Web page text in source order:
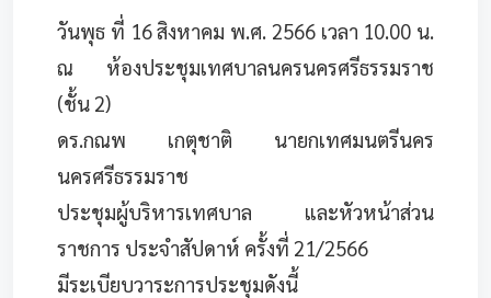
วันพุธ ที่ 16 สิงหาคม พ.ศ. 2566 เวลา 10.00 น.
ณ ห้องประชุมเทศบาลนครนครศรีธรรมราช
(ชั้น 2)
ดร.กณพ เกตุชาติ นายกเทศมนตรีนคร
นครศรีธรรมราช
ประชุมผู้บริหารเทศบาล และหัวหน้าส่วน
ราชการ ประจำสัปดาห์ ครั้งที่ 21/2566
มีระเบียบวาระการประชุมดังนี้